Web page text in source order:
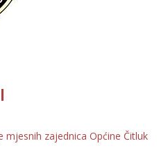
zajednica Općine Čitluk